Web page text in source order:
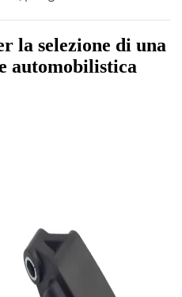
la selezione di una
automobilistica